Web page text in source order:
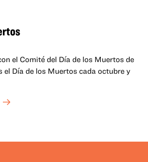
el Comité del Día de los Muertos de
el Día de los Muertos cada octubre y